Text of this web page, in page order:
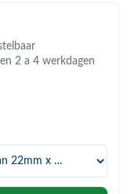
2 a 4 werkdagen